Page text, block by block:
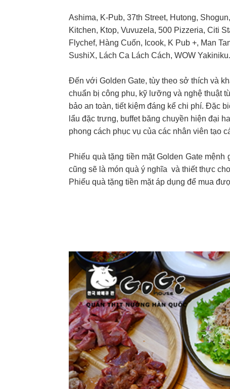
Ashima, K-Pub, 37th Street, Hutong,
Kitchen, Ktop, Vuvuzela, 500 Pizzeria, Citi
Flychef, Hàng Cuốn, Icook, K Pub +, Man
SushiX, Lách Ca Lách Cách, WOW Yakiniku.
Đến với Golden Gate, tùy theo sở thích và
chuẩn bị công phu, kỹ lưỡng và nghệ thuật
bảo an toàn, tiết kiệm đáng kể chi phí. Đặc
lẩu đặc trưng, buffet băng chuyền hiện đại
phong cách phục vụ của các nhân viên tạo
Phiếu quà tặng tiền mặt Golden Gate
cũng sẽ là món quà ý nghĩa và thiết thực
Phiếu quà tặng tiền mặt áp dụng để mua